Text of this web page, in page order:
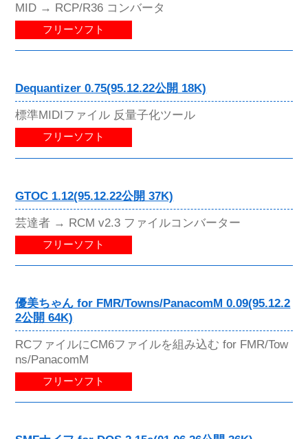
MID → RCP/R36 コンバータ
フリーソフト
Dequantizer 0.75(95.12.22公開 18K)
標準MIDIファイル 反量子化ツール
フリーソフト
GTOC 1.12(95.12.22公開 37K)
芸達者 → RCM v2.3 ファイルコンバーター
フリーソフト
優美ちゃん for FMR/Towns/PanacomM 0.09(95.12.2
2公開 64K)
RCファイルにCM6ファイルを組み込む for FMR/Tow
ns/PanacomM
フリーソフト